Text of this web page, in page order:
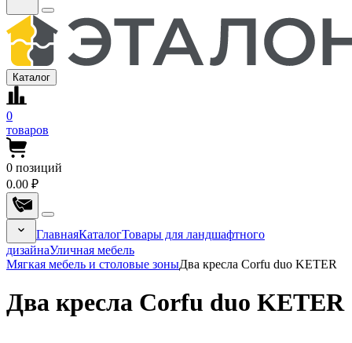
Каталог
0
товаров
0 позиций
0.00 ₽
ГлавнаяКаталогТовары для ландшафтного
дизайнаУличная мебель
Мягкая мебель и столовые зоныДва кресла Corfu duo KETER
Два кресла Corfu duo KETER